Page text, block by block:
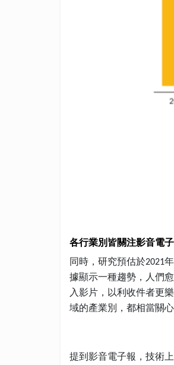
各行業別皆關注影音電
同時，研究預估於2021
據顯示一種趨勢，人們
入影片，以利收件者更
域的產業別，都相當關
提到影音電子報，技術